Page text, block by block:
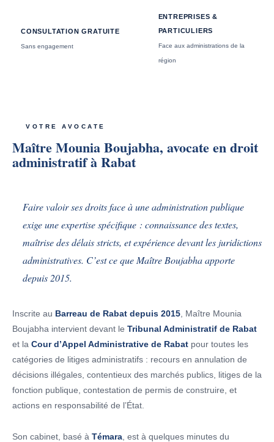
CONSULTATION GRATUITE
Sans engagement
ENTREPRISES &
PARTICULIERS
Face aux administrations de la
région
VOTRE AVOCATE
Maître Mounia Boujabha, avocate en droit
administratif à Rabat
Faire valoir ses droits face à une administration publique
exige une expertise spécifique : connaissance des textes,
maîtrise des délais stricts, et expérience devant les juridictions
administratives. C’est ce que Maître Boujabha apporte
depuis 2015.
Inscrite au Barreau de Rabat depuis 2015 , Maître Mounia
Boujabha intervient devant le Tribunal Administratif de Rabat
et la Cour d’Appel Administrative de Rabat pour toutes les
catégories de litiges administratifs : recours en annulation de
décisions illégales, contentieux des marchés publics, litiges de la
fonction publique, contestation de permis de construire, et
actions en responsabilité de l’État.
Son cabinet, basé à Témara, est à quelques minutes du